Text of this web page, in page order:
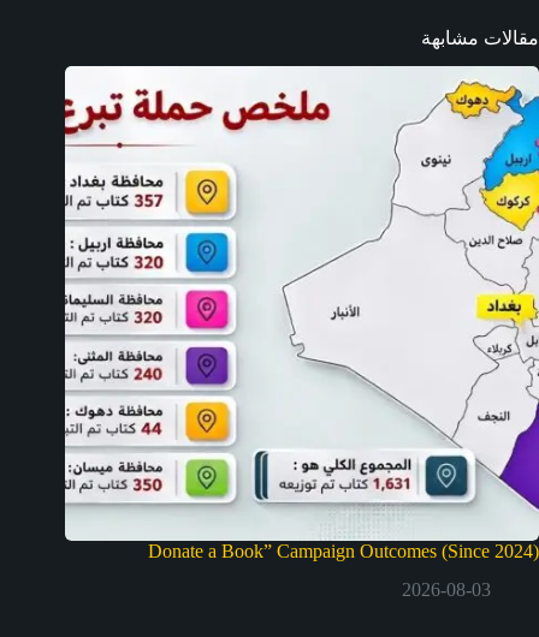
مقالات مشابهة
Donate a Book” Campaign Outcomes (Since 2024)
2026-08-03